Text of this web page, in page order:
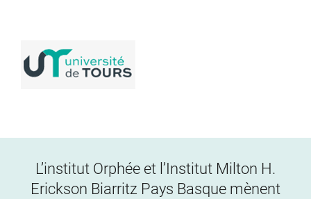
L’institut Orphée et l’Institut Milton H.
Erickson Biarritz Pays Basque mènent